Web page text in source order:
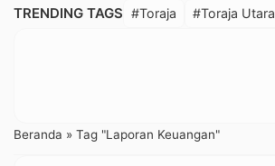
TRENDING TAGS #Toraja #Toraja Utara
Beranda » Tag "Laporan Keuangan"